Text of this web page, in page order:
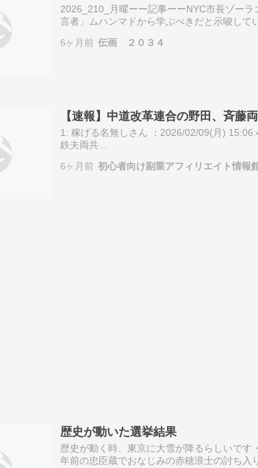
2026_210_月曜ーー記事ーーNYC市長ゾー
言者」ムハンマドから学ぶべきだと示唆して
らぬ者で…
6ヶ月前 伝画 ２０３４
【速報】中道改革連合の野田、斉藤
1: 稼げる名無しさん ：2026/02/09(月)
鉄夫両共...
6ヶ月前 初心者向け副業アフィリエイト情報
歴史が動いた選挙結果
歴史が動く時、東京に大雪が降るらしいです
年前の忠臣蔵でおなじみの赤穂浪士の討ち入